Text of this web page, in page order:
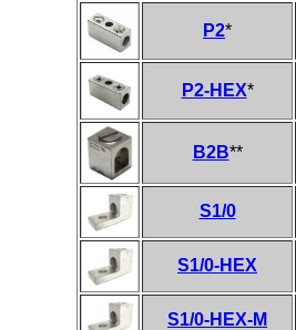
P2*
P2-HEX*
B2B**
S1/0
S1/0-HEX
S1/0-HEX-M